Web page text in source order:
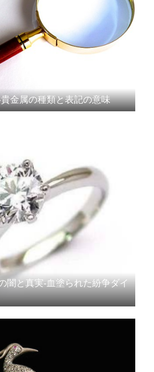
金属の種類と表記の意味
闇と真実-血塗られた紛争ダイ